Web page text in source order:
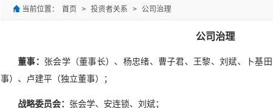
当前位置： 首页 > 投资者关系 > 公司治理
公司治理
董事： 张会学（董事长）、杨忠绪、曹子君、王黎、刘斌、卜基
事）、卢建平（独立董事）；
战略委员会： 张会学、安连锁、刘斌；